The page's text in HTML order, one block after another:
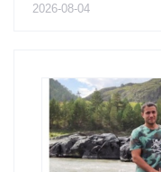
2026-08-04